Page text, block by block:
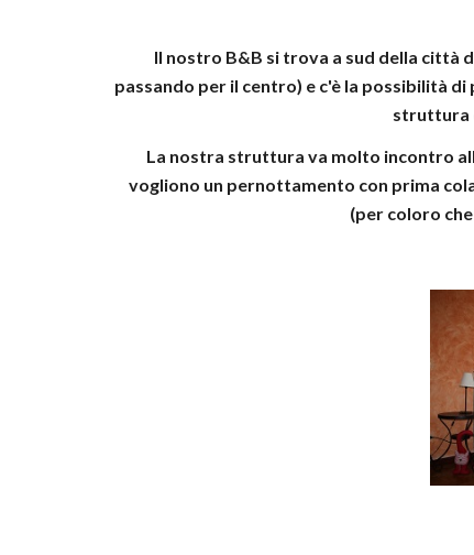
Il nostro B&B si trova a sud della città
passando per il centro) e c'è la possibilità
struttura
La nostra struttura va molto incontro
vogliono un pernottamento con prima
(per coloro